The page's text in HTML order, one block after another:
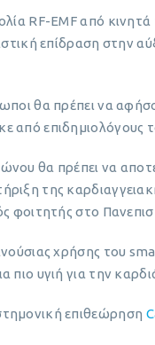
RF-EMF από
επίδραση στην
θα πρέπει να
από επιδημιολόγους
θα πρέπει να
της
φοιτητής στο
χρήσης του
πιο υγιή για την
επιθεώρηση